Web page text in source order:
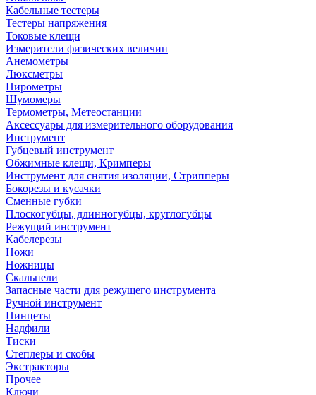
Кабельные тестеры
Тестеры напряжения
Токовые клещи
Измерители физических величин
Анемометры
Люксметры
Пирометры
Шумомеры
Термометры, Метеостанции
Аксессуары для измерительного оборудования
Инструмент
Губцевый инструмент
Обжимные клещи, Кримперы
Инструмент для снятия изоляции, Стрипперы
Бокорезы и кусачки
Сменные губки
Плоскогубцы, длинногубцы, круглогубцы
Режущий инструмент
Кабелерезы
Ножи
Ножницы
Скальпели
Запасные части для режущего инструмента
Ручной инструмент
Пинцеты
Надфили
Тиски
Степлеры и скобы
Экстракторы
Прочее
Ключи